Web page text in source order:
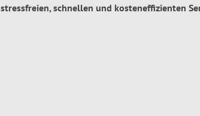
stressfreien, schnellen und kosteneffizienten